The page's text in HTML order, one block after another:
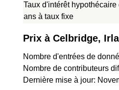
Taux d'intérêt
ans à taux fixe
Prix à Celbridge,
Nombre d'entrées de
Nombre de contributeurs
Dernière mise à jour: